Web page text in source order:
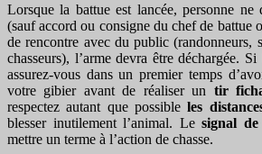
Lorsque la battue est lancée, personne ne
(sauf accord ou consigne du chef de battue
de rencontre avec du public (randonneurs,
chasseurs), l’arme devra être déchargée.
assurez-vous dans un premier temps
votre gibier avant de réaliser un tir
respectez autant que possibleles
blesser inutilement l’animal. Lesignal
mettre un terme à l’action de chasse.